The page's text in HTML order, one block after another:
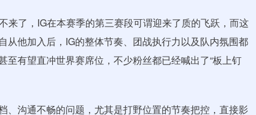
了，IG在本赛季的第三赛段可谓迎来了质的飞跃，而这
他加入后，IG的整体节奏、团战执行力以及队内氛围都
有望直冲世界赛席位，不少粉丝都已经喊出了“板上钉
、沟通不畅的问题，尤其是打野位置的节奏把控，直接影